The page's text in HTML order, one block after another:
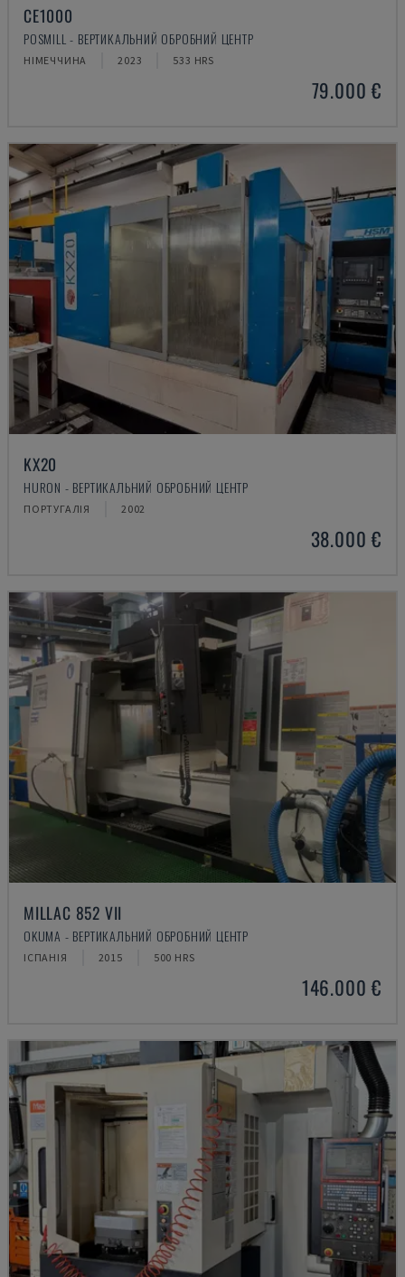
CE1000
POSMILL - ВЕРТИКАЛЬНИЙ ОБРОБНИЙ ЦЕНТР
НІМЕЧЧИНА 2023 533 HRS
79.000 €
KX20
HURON - ВЕРТИКАЛЬНИЙ ОБРОБНИЙ ЦЕНТР
ПОРТУГАЛІЯ 2002
38.000 €
MILLAC 852 VII
OKUMA - ВЕРТИКАЛЬНИЙ ОБРОБНИЙ ЦЕНТР
ІСПАНІЯ 2015 500 HRS
146.000 €